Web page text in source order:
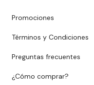
Promociones
Términos y Condiciones
Preguntas frecuentes
¿Cómo comprar?